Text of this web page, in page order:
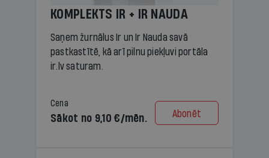
KOMPLEKTS IR + IR NAUDA
Saņem žurnālus Ir un Ir Nauda savā
pastkastītē, kā arī pilnu piekļuvi portāla
ir.lv saturam.
Cena
Sākot no 9,10 €/mēn. Abonēt